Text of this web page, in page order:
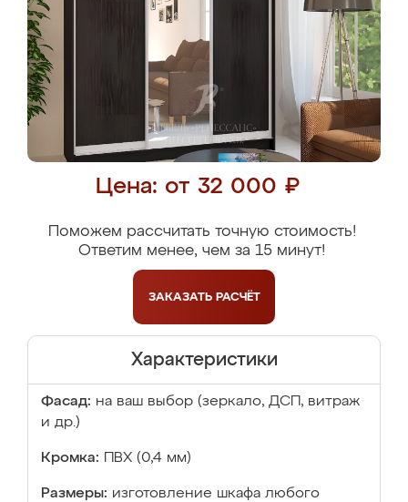
Цена: от 32 000 ₽
Поможем рассчитать точную стоимость!
Ответим менее, чем за 15 минут!
ЗАКАЗАТЬ РАСЧЁТ
Характеристики
Фасад: на ваш выбор (зеркало, ДСП, витраж
и др.)
Кромка: ПВХ (0,4 мм)
Размеры: изготовление шкафа любого